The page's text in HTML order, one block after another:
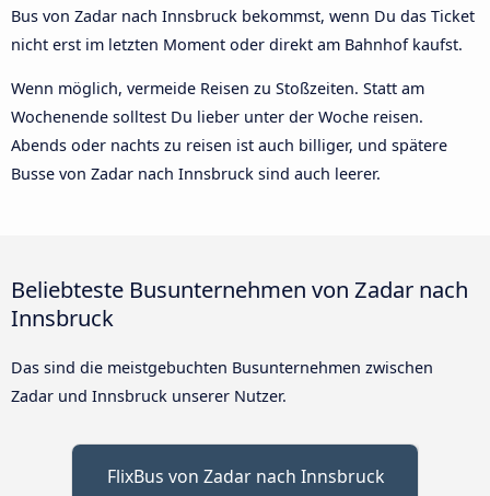
Bus von Zadar nach Innsbruck bekommst, wenn Du das Ticket
nicht erst im letzten Moment oder direkt am Bahnhof kaufst.
Wenn möglich, vermeide Reisen zu Stoßzeiten. Statt am
Wochenende solltest Du lieber unter der Woche reisen.
Abends oder nachts zu reisen ist auch billiger, und spätere
Busse von Zadar nach Innsbruck sind auch leerer.
Beliebteste Busunternehmen von Zadar nach
Innsbruck
Das sind die meistgebuchten Busunternehmen zwischen
Zadar und Innsbruck unserer Nutzer.
FlixBus von Zadar nach Innsbruck